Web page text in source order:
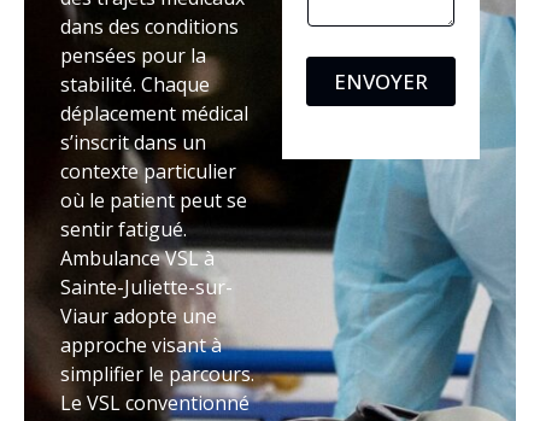
dans des conditions
pensées pour la
stabilité. Chaque
déplacement médical
s’inscrit dans un
contexte particulier
où le patient peut se
sentir fatigué.
Ambulance VSL à
Sainte-Juliette-sur-
Viaur adopte une
approche visant à
simplifier le parcours.
Le VSL conventionné
ENVOYER